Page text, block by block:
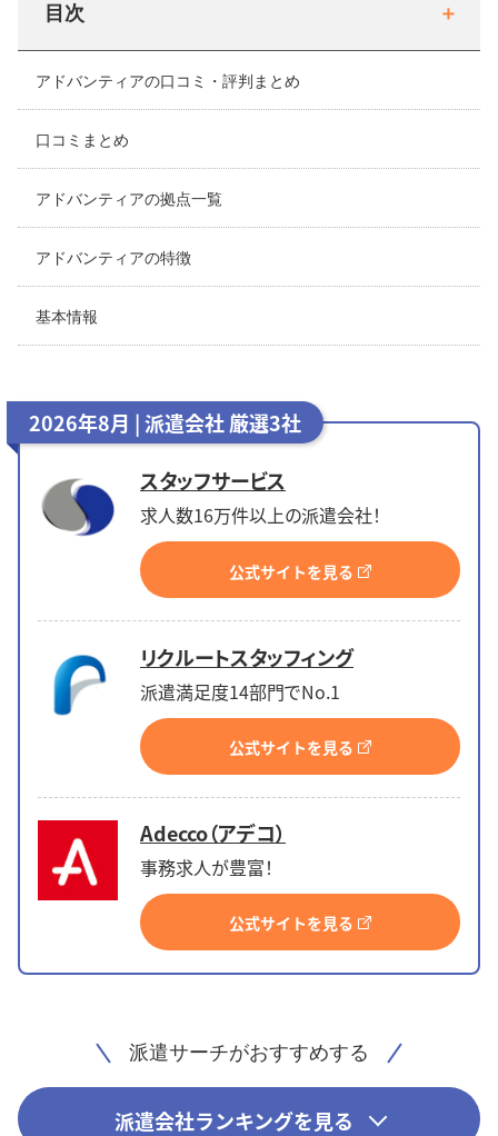
目次
アドバンティアの口コミ・評判まとめ
口コミまとめ
アドバンティアの拠点一覧
アドバンティアの特徴
基本情報
2026年8月 | 派遣会社 厳選3社
スタッフサービス
求人数16万件以上の派遣会社！
公式サイトを見る
リクルートスタッフィング
派遣満足度14部門でNo.1
公式サイトを見る
Adecco（アデコ）
事務求人が豊富！
公式サイトを見る
派遣サーチがおすすめする
派遣会社ランキングを見る